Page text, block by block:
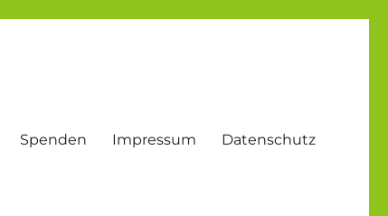
Spenden Impressum Datenschutz